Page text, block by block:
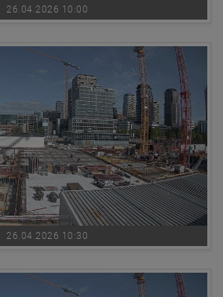
26.04.2026 10:00
26.04.2026 10:30